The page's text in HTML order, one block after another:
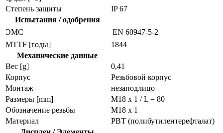
Степень защиты
IP 67
Испытания / одобрения
ЭMC
EN 60947-5-2
MTTF [годы]
1844
Механические данные
Вес [g]
0,41
Корпус
Резьбовой корпус
Монтаж
незаподлицо
Размеры [mm]
M18 x 1 / L = 80
Обозначение резьбы
M18 x 1
Материал
PBT (полибутилентерефталат)